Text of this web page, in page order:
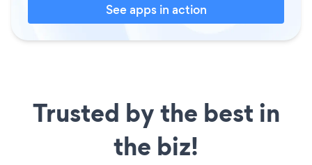
See apps in action
Trusted by the best in
the biz!